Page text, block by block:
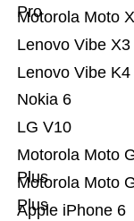
Apple iPhone 6
Motorola Moto
Plus
Motorola Moto
Plus
LG V10
Nokia 6
Lenovo Vibe
Lenovo Vibe X3
Motorola Moto
Pro